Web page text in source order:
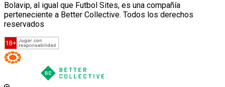
Bolavip, al igual que Futbol Sites, es una compañía
perteneciente a Better Collective. Todos los derechos
reservados